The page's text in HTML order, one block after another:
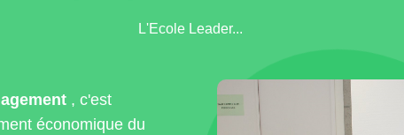
L'Ecole Leader...
, c'est
économique du